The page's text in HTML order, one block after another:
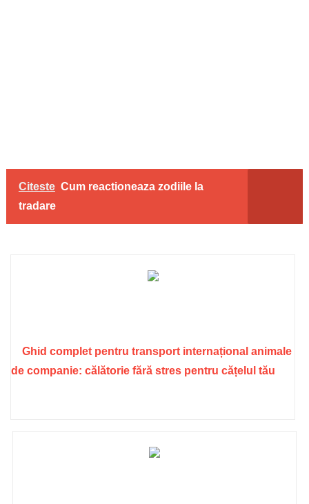
Citeste Cum reactioneaza zodiile la
tradare
Ghid complet pentru transport internațional animale
de companie: călătorie fără stres pentru cățelul tău